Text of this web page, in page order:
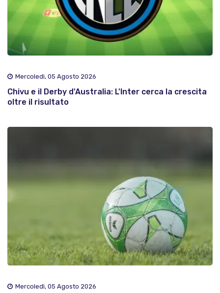
Mercoledì, 05 Agosto 2026
Chivu e il Derby d'Australia: L'Inter cerca la crescita
oltre il risultato
Mercoledì, 05 Agosto 2026